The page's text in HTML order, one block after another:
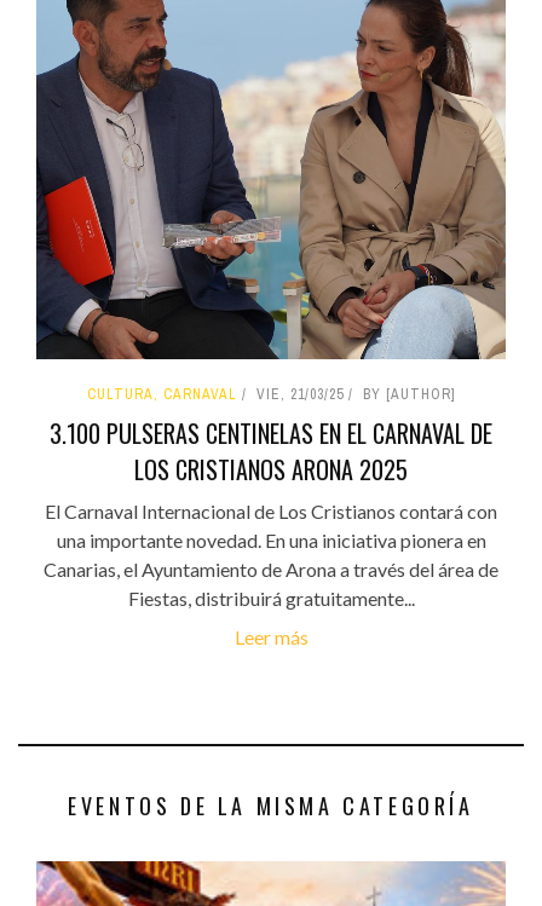
CULTURA, CARNAVAL VIE, 21/03/25 BY [AUTHOR]
3.100 PULSERAS CENTINELAS EN EL CARNAVAL DE
LOS CRISTIANOS ARONA 2025
El Carnaval Internacional de Los Cristianos contará con
una importante novedad. En una iniciativa pionera en
Canarias, el Ayuntamiento de Arona a través del área de
Fiestas, distribuirá gratuitamente...
Leer más
EVENTOS DE LA MISMA CATEGORÍA